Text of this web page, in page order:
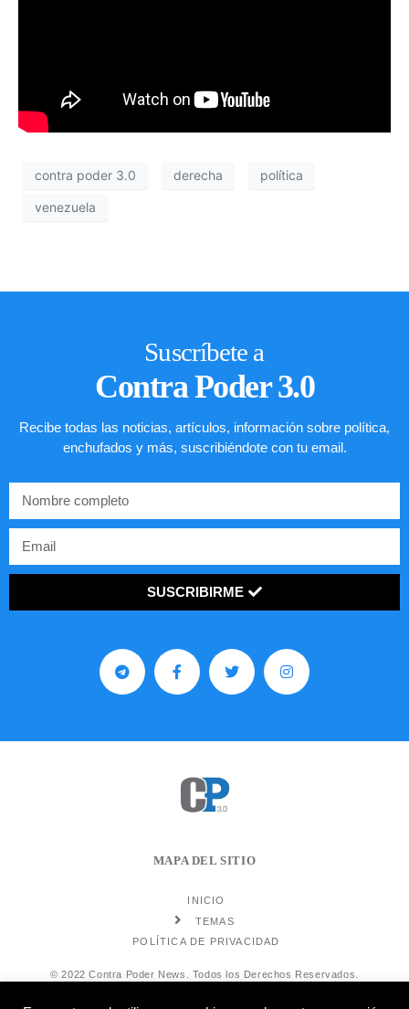
contra poder 3.0 derecha política
venezuela
Suscríbete a
Contra Poder 3.0
Recibe todas las noticias, artículos, información sobre política,
enchufados y más, suscribiéndote con tu email.
SUSCRIBIRME
MAPA DEL SITIO
INICIO
TEMAS
POLÍTICA DE PRIVACIDAD
© 2022 Contra Poder News. Todos los Derechos Reservados.